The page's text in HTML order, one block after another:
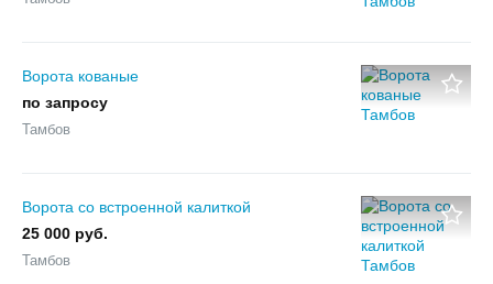
Ворота кованые
по запросу
Тамбов
Ворота со встроенной калиткой
25 000 руб.
Тамбов